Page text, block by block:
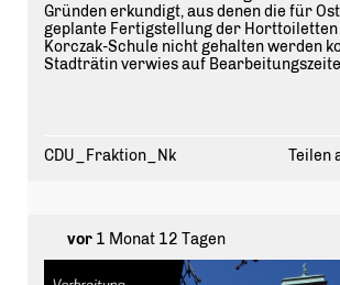
Gründen erkundigt, aus denen die für
geplante Fertigstellung der Horttoiletten
Korczak-Schule nicht gehalten werden
Stadträtin verwies auf
https://
CDU_Fraktion_Nk Teilen
vor1 Monat 12 Tagen